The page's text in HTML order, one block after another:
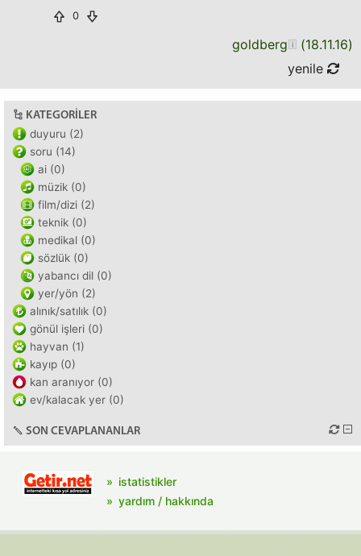
0
goldberg (18.11.16)
yenile
KATEGORILER
duyuru (2)
soru (14)
ai (0)
müzik (0)
film/dizi (2)
teknik (0)
medikal (0)
sözlük (0)
yabancı dil (0)
yer/yön (2)
alınık/satılık (0)
gönül işleri (0)
hayvan (1)
kayıp (0)
kan aranıyor (0)
ev/kalacak yer (0)
SON CEVAPLANANLAR
istatistikler
yardım / hakkında